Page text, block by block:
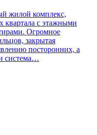
жилой комплекс,
квартала с этажными
Огромное
закрытая
посторонних, а
система…